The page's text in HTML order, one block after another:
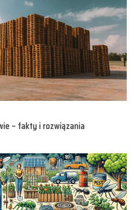
– fakty i rozwiązania